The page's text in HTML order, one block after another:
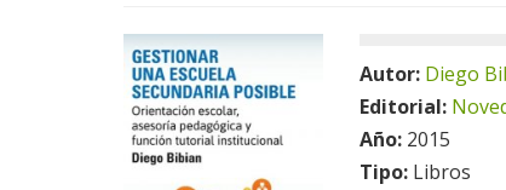
Autor: Diego
Editorial:
Año: 2015
Tipo: Libros